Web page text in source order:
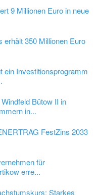
9 Millionen Euro in neue
erhält 350 Millionen Euro
ein Investitionsprogramm
Bütow II in
in...
FestZins 2033
für
erre...
Starkes